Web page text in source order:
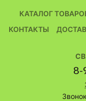
КАТАЛОГ
КОНТАКТЫ
8-